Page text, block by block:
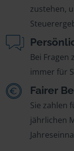
zustehen,
Bei Fragen
immer für
Fairer
Sie zahlen
jährlichen